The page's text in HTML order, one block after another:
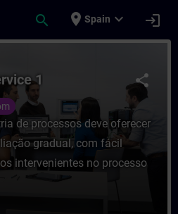
search place Spain expand_more login
7 Service 1 -
share
1
de processos deve oferecer
gradual, com fácil
intervenientes no processo